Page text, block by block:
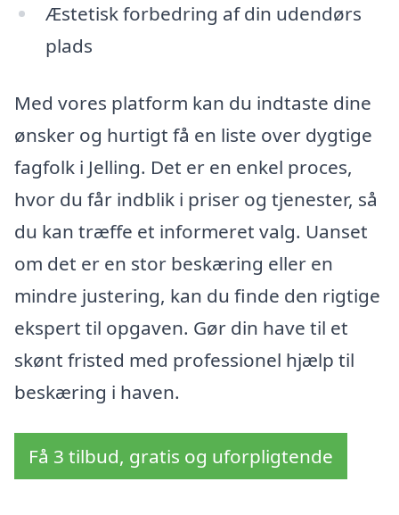
Æstetisk forbedring af din udendørs
plads
Med vores platform kan du indtaste dine
ønsker og hurtigt få en liste over dygtige
fagfolk i Jelling. Det er en enkel proces,
hvor du får indblik i priser og tjenester, så
du kan træffe et informeret valg. Uanset
om det er en stor beskæring eller en
mindre justering, kan du finde den rigtige
ekspert til opgaven. Gør din have til et
skønt fristed med professionel hjælp til
beskæring i haven.
Få 3 tilbud, gratis og uforpligtende